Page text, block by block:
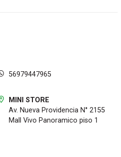
56979447965
MINI STORE
Av. Nueva Providencia N° 2155
Mall Vivo Panoramico piso 1